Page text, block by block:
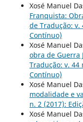
Xosé Manuel
Franquista:
de Tradução: v.
Contínuo)
Xosé Manuel
obra de Guerra
Tradução: v. 44
Contínuo)
Xosé Manuel
modalidade e
n. 2 (2017):
Xosé Manuel